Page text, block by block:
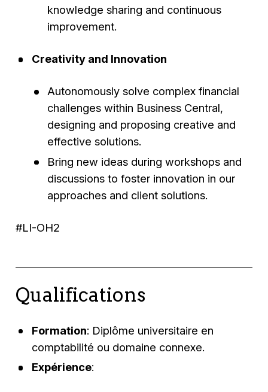
knowledge sharing and continuous
improvement.
Creativity and Innovation
Autonomously solve complex financial
challenges within Business Central,
designing and proposing creative and
effective solutions.
Bring new ideas during workshops and
discussions to foster innovation in our
approaches and client solutions.
#LI-OH2
Qualifications
Formation: Diplôme universitaire en
comptabilité ou domaine connexe.
Expérience: